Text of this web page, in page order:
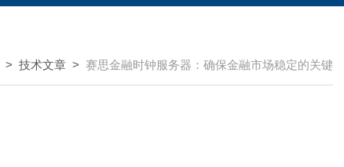
> 技术文章 > 赛思金融时钟服务器：确保金融市场稳定的关键